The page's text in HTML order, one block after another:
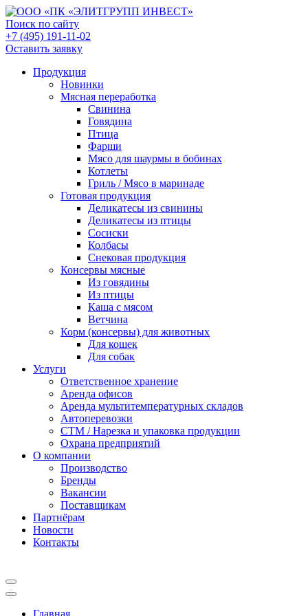
Поиск по сайту
+7 (495) 191-11-02
Оставить заявку
Продукция
Новинки
Мясная переработка
Свинина
Говядина
Птица
Фарши
Мясо для шаурмы в бобинах
Котлеты
Гриль / Мясо в маринаде
Готовая продукция
Деликатесы из свинины
Деликатесы из птицы
Сосиски
Колбасы
Снековая продукция
Консервы мясные
Из говядины
Из птицы
Каша с мясом
Ветчина
Корм (консервы) для животных
Для кошек
Для собак
Услуги
Ответственное хранение
Аренда офисов
Аренда мультитемпературных складов
Автоперевозки
СТМ / Нарезка и упаковка продукции
Охрана предприятий
О компании
Производство
Бренды
Вакансии
Поставщикам
Партнёрам
Новости
Контакты
Главная